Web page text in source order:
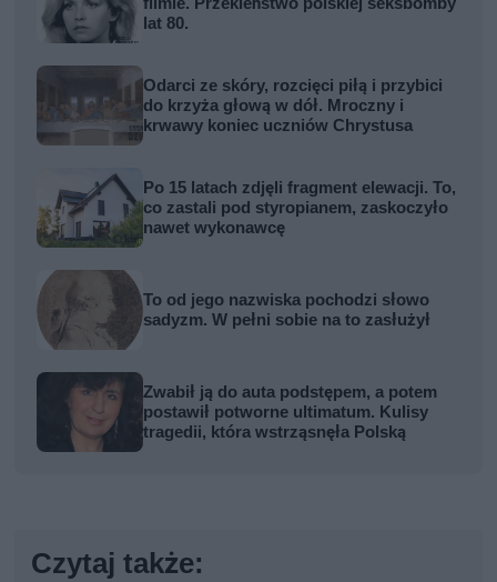
lat 80.
Odarci ze skóry, rozcięci piłą i przybici
do krzyża głową w dół. Mroczny i
krwawy koniec uczniów Chrystusa
Po 15 latach zdjęli fragment elewacji. To,
co zastali pod styropianem, zaskoczyło
nawet wykonawcę
To od jego nazwiska pochodzi słowo
sadyzm. W pełni sobie na to zasłużył
Zwabił ją do auta podstępem, a potem
postawił potworne ultimatum. Kulisy
tragedii, która wstrząsnęła Polską
Czytaj także: